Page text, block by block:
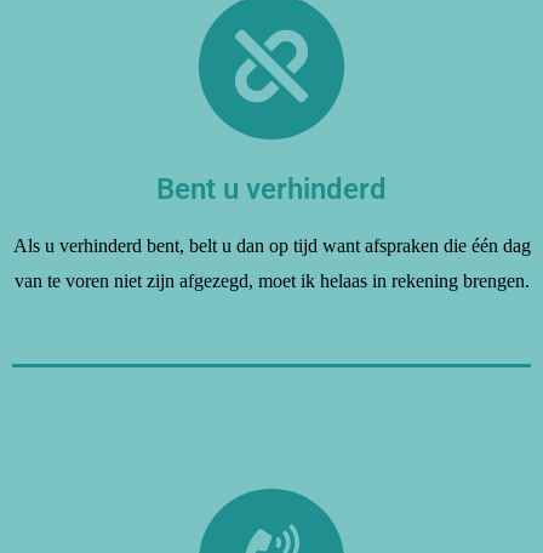
Bent u verhinderd
Als u verhinderd bent, belt u dan op tijd want afspraken die één dag
van te voren niet zijn afgezegd, moet ik helaas in rekening brengen.